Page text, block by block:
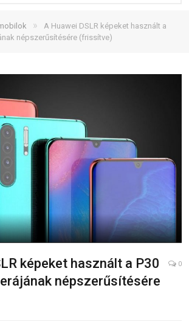
»
A Huawei DSLR képeket használt a
népszerűsítésére (frissítve)
képeket használt a P30
népszerűsítésére
0